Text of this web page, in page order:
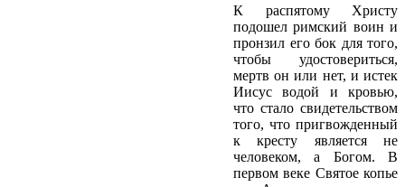
К распятому Христу
подошел римский воин и
пронзил его бок для того,
чтобы удостовериться,
мертв он или нет, и истек
Иисус водой и кровью,
что стало свидетельством
того, что пригвожденный
к кресту является не
человеком, а Богом. В
первом веке Святое копье